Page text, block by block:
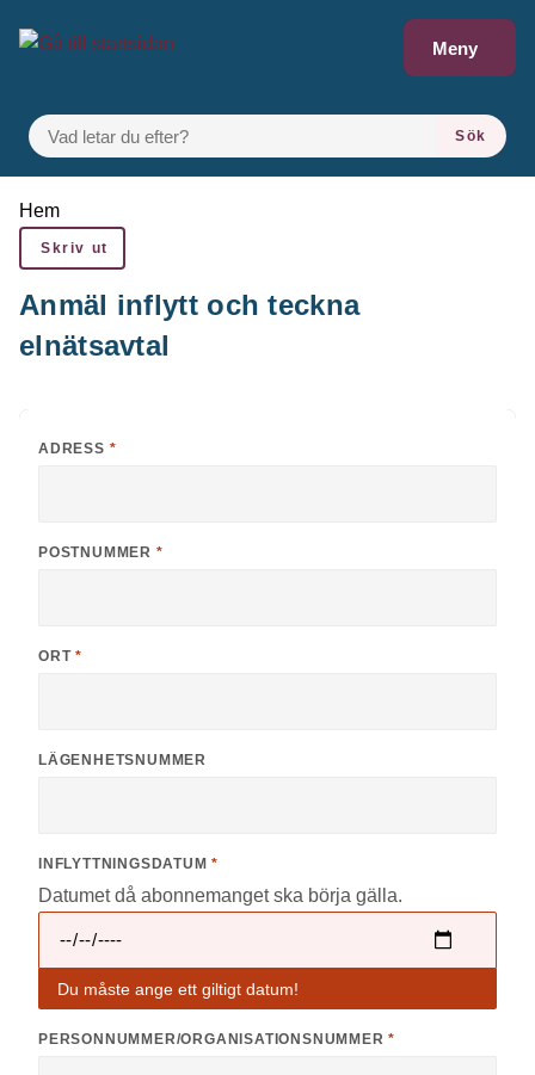
till innehåll
Meny
VAD LETAR DU EFTER?
Sök
Du är här:
Hem
Skriv ut
Anmäl inflytt och teckna
elnätsavtal
ADRESS *
POSTNUMMER *
ORT*
LÄGENHETSNUMMER
INFLYTTNINGSDATUM*
Datumet då abonnemanget ska börja gälla.
Du måste ange ett giltigt datum!
PERSONNUMMER/ORGANISATIONSNUMMER*